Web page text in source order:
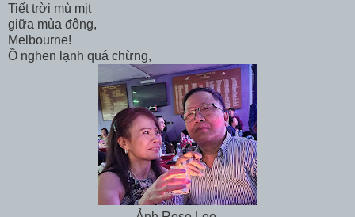
Tiết trời mù mịt
giữa mùa đông,
Melbourne!
Ồ nghen lạnh quá chừng,